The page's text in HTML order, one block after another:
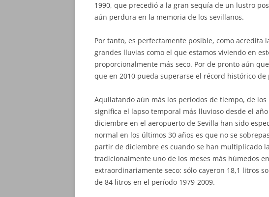
1990, que precedió a la gran sequía de un lustro
aún perdura en la memoria de los sevillanos.
Por tanto, es perfectamente posible, como acredita
grandes lluvias como el que estamos viviendo en
proporcionalmente más seco. Por de pronto aún
que en 2010 pueda superarse el récord histórico
Aquilatando aún más los períodos de tiempo, de
significa el lapso temporal más lluvioso desde el
diciembre en el aeropuerto de Sevilla han sido
normal en los últimos 30 años es que no se
partir de diciembre es cuando se han multiplicado
tradicionalmente uno de los meses más húmedos
extraordinariamente seco: sólo cayeron 18,1 litros
de 84 litros en el período 1979-2009.